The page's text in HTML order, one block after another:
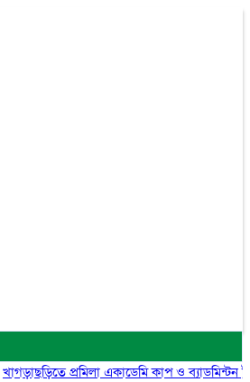
প্রমিলা একাডেমি কাপ ও ব্যাডমিন্টন